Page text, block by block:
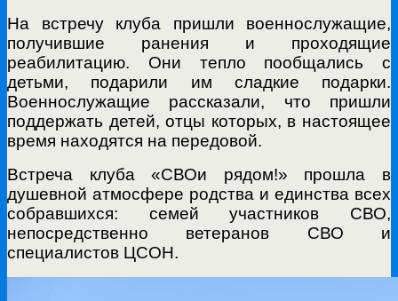
На встречу клуба пришли военнослужащие,
получившие ранения и проходящие
реабилитацию. Они тепло пообщались с
детьми, подарили им сладкие подарки.
Военнослужащие рассказали, что пришли
поддержать детей, отцы которых, в настоящее
время находятся на передовой.
Встреча клуба «СВОи рядом!» прошла в
душевной атмосфере родства и единства всех
собравшихся: семей участников СВО,
непосредственно ветеранов СВО и
специалистов ЦСОН.